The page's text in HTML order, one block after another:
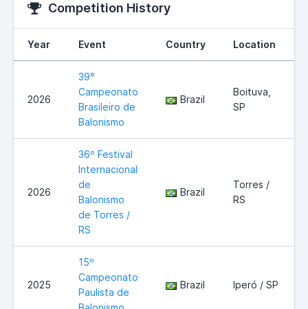
Competition History
Year Event Country Location
2026
39°
Campeonato
Brasileiro de
Balonismo
Brazil
Boituva,
SP
2026
36º Festival
Internacional
de
Balonismo
de Torres /
RS
Brazil
Torres /
RS
2025
15º
Campeonato
Paulista de
Brazil Iperó / SP